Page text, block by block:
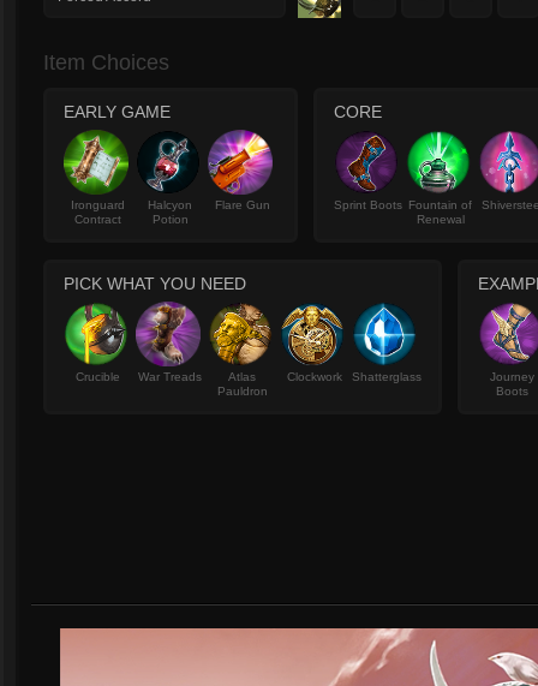
Item Choices
EARLY GAME
Ironguard
Contract
Halcyon
Potion
Flare Gun
CORE
Sprint Boots Fountain of
Renewal
PICK WHAT YOU NEED
Crucible War Treads
Atlas
Pauldron
Clockwork Shatterglass
Journey
Boots